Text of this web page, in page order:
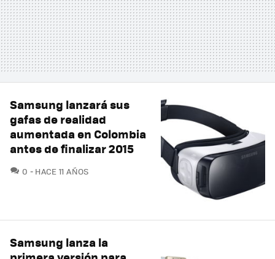
Samsung lanzará sus
gafas de realidad
aumentada en Colombia
antes de finalizar 2015
0 COMENTARIOS
HACE 11 AÑOS
Samsung lanza la